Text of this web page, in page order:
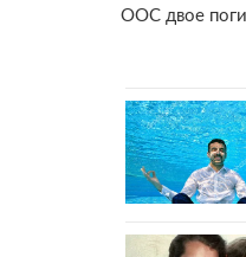
ООС двое